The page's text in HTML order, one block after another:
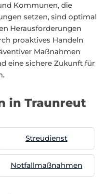
Kommunen, die
setzen, sind optimal
Herausforderungen
proaktives Handeln
Maßnahmen
eine sichere Zukunft für
in Traunreut
Streudienst
Notfallmaßnahmen